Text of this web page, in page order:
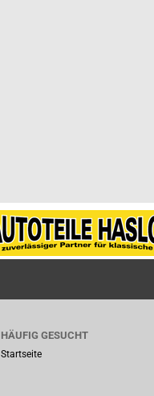
HÄUFIG GESUCHT
Startseite